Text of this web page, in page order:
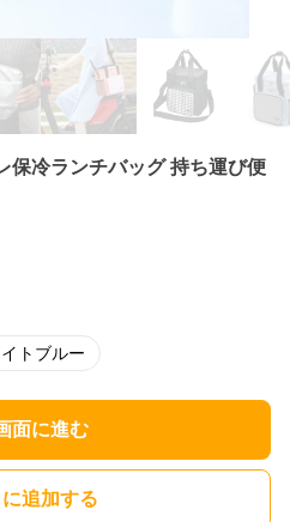
保冷ランチバッグ 持ち運び便
トブルー
面に進む
追加する